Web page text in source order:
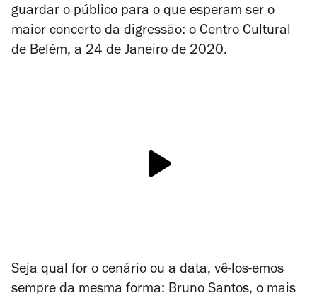
guardar o público para o que esperam ser o
maior concerto da digressão: o Centro Cultural
de Belém, a 24 de Janeiro de 2020.
Seja qual for o cenário ou a data, vê-los-emos
sempre da mesma forma: Bruno Santos, o mais